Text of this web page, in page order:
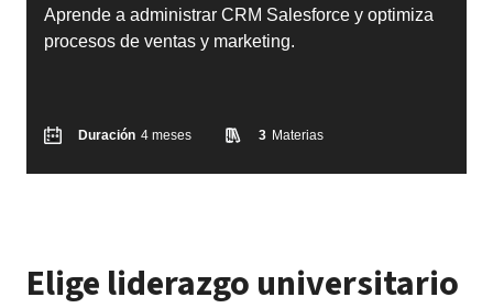
Aprende a administrar CRM Salesforce y optimiza
procesos de ventas y marketing.
Duración 4 meses 3 Materias
Elige liderazgo universitario